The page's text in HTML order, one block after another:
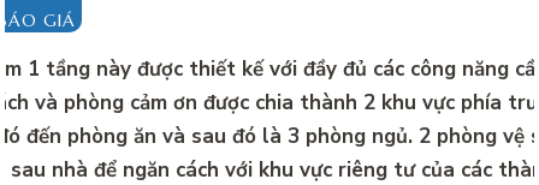
GIÁ
1 tầng này được thiết kế với đầy đủ các công năng
và phòng cảm ơn được chia thành 2 khu vực phía
đến phòng ăn và sau đó là 3 phòng ngủ. 2 phòng vệ
nhà để ngăn cách với khu vực riêng tư của các